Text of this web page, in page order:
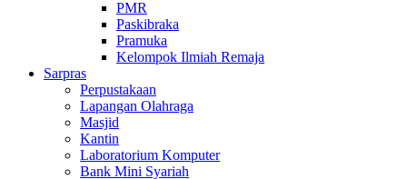
PMR
Paskibraka
Pramuka
Kelompok Ilmiah Remaja
Sarpras
Perpustakaan
Lapangan Olahraga
Masjid
Kantin
Laboratorium Komputer
Bank Mini Syariah